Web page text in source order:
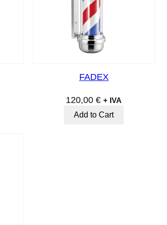
FADEX
120,00€ + IVA
Add to Cart